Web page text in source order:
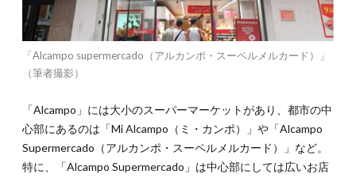
「Alcampo supermercado（アルカンポ・スーペルメルカード）」
（筆者撮影）
「Alcampo」には大小のスーパーマーケットがあり、都市の中
心部にあるのは「Mi Alcampo（ミ・カンポ）」や「Alcampo
Supermercado（アルカンポ・スーペルメルカード）」など。
特に、「Alcampo Supermercado」は中心部にしては広いお店